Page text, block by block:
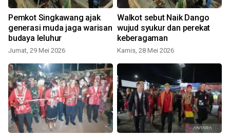
Pemkot Singkawang ajak
generasi muda jaga warisan
budaya leluhur
Jumat, 29 Mei 2026
Walkot sebut Naik Dango
wujud syukur dan perekat
keberagaman
Kamis, 28 Mei 2026